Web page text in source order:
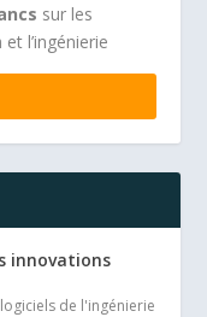
sur les
l’ingénierie
innovations
de l'ingénierie